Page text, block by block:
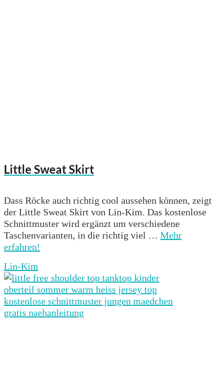
Little Sweat Skirt
Dass Röcke auch richtig cool aussehen können, zeigt
der Little Sweat Skirt von Lin-Kim. Das kostenlose
Schnittmuster wird ergänzt um verschiedene
Taschenvarianten, in die richtig viel … Mehr
erfahren!
Lin-Kim